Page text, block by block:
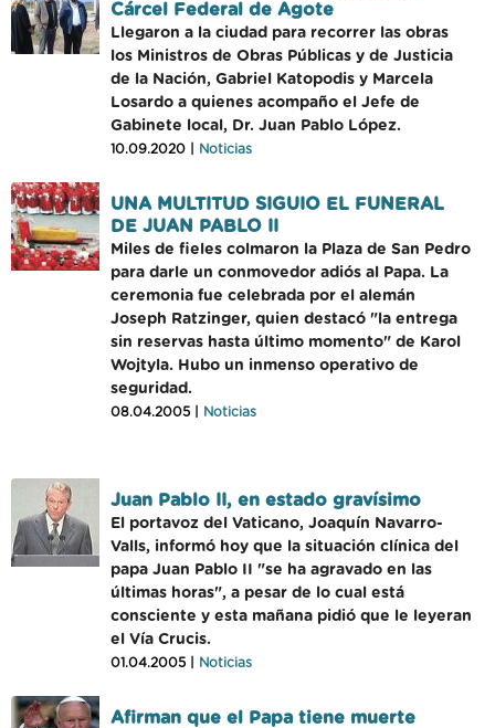
Cárcel Federal de Agote
Llegaron a la ciudad para recorrer las obras
los Ministros de Obras Públicas y de Justicia
de la Nación, Gabriel Katopodis y Marcela
Losardo a quienes acompaño el Jefe de
Gabinete local, Dr. Juan Pablo López.
10.09.2020 | Noticias
UNA MULTITUD SIGUIO EL FUNERAL
DE JUAN PABLO II
Miles de fieles colmaron la Plaza de San Pedro
para darle un conmovedor adiós al Papa. La
ceremonia fue celebrada por el alemán
Joseph Ratzinger, quien destacó "la entrega
sin reservas hasta último momento" de Karol
Wojtyla. Hubo un inmenso operativo de
seguridad.
08.04.2005 | Noticias
Juan Pablo II, en estado gravísimo
El portavoz del Vaticano, Joaquín Navarro-
Valls, informó hoy que la situación clínica del
papa Juan Pablo II "se ha agravado en las
últimas horas", a pesar de lo cual está
consciente y esta mañana pidió que le leyeran
el Vía Crucis.
01.04.2005 | Noticias
Afirman que el Papa tiene muerte